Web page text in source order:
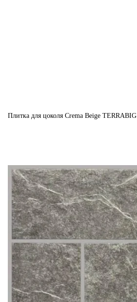
Плитка для цоколя Crema Beige TERRABIG